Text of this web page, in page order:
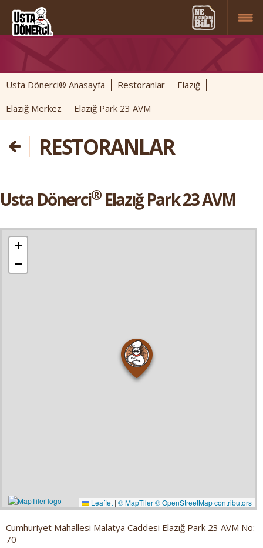
Usta Dönerci® Anasayfa Restoranlar
Elazığ
Elazığ Merkez
Elazığ Park 23 AVM
RESTORANLAR
Usta Dönerci®Elazığ Park 23 AVM
+
−
Leaflet | © MapTiler© OpenStreetMap contributors
Cumhuriyet Mahallesi Malatya Caddesi Elazığ Park 23 AVM No:
70